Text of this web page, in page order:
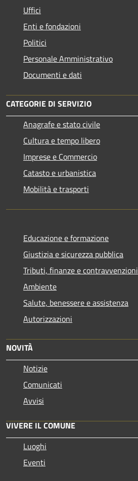
Uffici
Enti e fondazioni
Politici
Personale Amministrativo
Documenti e dati
CATEGORIE DI SERVIZIO
Anagrafe e stato civile
Cultura e tempo libero
Imprese e Commercio
Catasto e urbanistica
Mobilità e trasporti
Educazione e formazione
Giustizia e sicurezza pubblica
Tributi, finanze e contravvenzioni
Ambiente
Salute, benessere e assistenza
Autorizzazioni
NOVITÀ
Notizie
Comunicati
Avvisi
VIVERE IL COMUNE
Luoghi
Eventi